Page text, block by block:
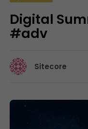
Digital
#adv
Sitecore